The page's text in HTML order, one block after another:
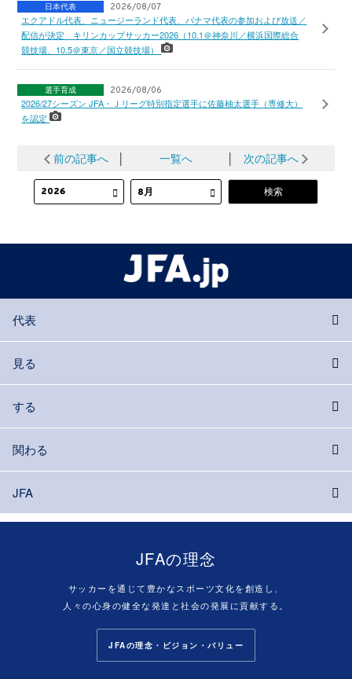
日本代表 2026/08/07
エクアドル代表、ニュージーランド代表、パナマ代表の参加および放送／
配信が決定 キリンカップサッカー2026（10.1＠神奈川／横浜国際総合
競技場、10.5＠東京／国立競技場）
選手育成 2026/08/06
2026/27シーズン JFA・Ｊリーグ特別指定選手に佐藤柚太選手（専修大）
を認定
前の記事へ 一覧へ 次の記事へ
代表
見る
する
関わる
JFA
JFAの理念
サッカーを通じて豊かなスポーツ文化を創造し、
人々の心身の健全な発達と社会の発展に貢献する。
JFAの理念・ビジョン・バリュー